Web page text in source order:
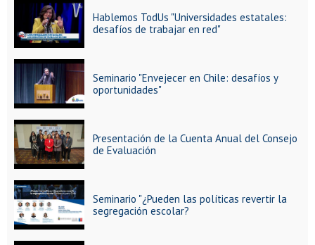
Hablemos TodUs "Universidades estatales:
desafíos de trabajar en red"
Seminario "Envejecer en Chile: desafíos y
oportunidades"
Presentación de la Cuenta Anual del Consejo
de Evaluación
Seminario "¿Pueden las políticas revertir la
segregación escolar?